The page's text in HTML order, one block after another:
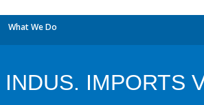
What We Do
INDUS. IMPORTS